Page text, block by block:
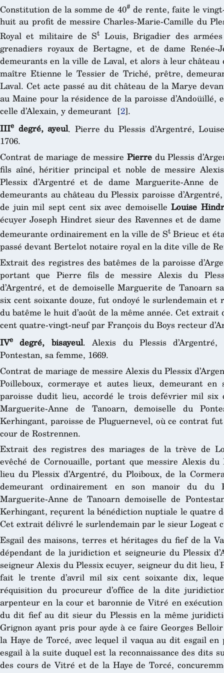
Constitution de la somme de 40#de rente, faite le
huit au profit de messire Charles-Marie-Camille du
Royal et militaire de StLouis, Brigadier des
grenadiers royaux de Bertagne, et de dame Renée-
demeurants en la ville de Laval, et alors à leur château
maître Etienne le Tessier de Triché, prêtre,
Laval. Cet acte passé au dit château de la Marye
au Maine pour la résidence de la paroisse
celle d’Alexain, y demeurant [2].
IIIe degré, ayeul. Pierre du Plessis d’Argentré,
1706.
Contrat de mariage de messire Pierredu Plessis
fils aîné, héritier principal et noble de messire
Plessix d’Argentré et de dame Marguerite-Anne
demeurants au château du Plessix paroisse
de juin mil sept cent six avec demoiselle Louise
écuyer Joseph Hindret sieur des Ravennes et de
demeurante ordinairement en la ville de StBrieuc et
passé devant Bertelot notaire royal en la dite ville de
Extrait des registres des batêmes de la paroisse
portant que Pierre fils de messire Alexis du
d’Argentré, et de demoiselle Marguerite de Tanoarn
six cent soixante douze, fut ondoyé le surlendemain et
du batême le huit d’août de la même année. Cet
cent quatre-vingt-neuf par François du Boys recteur
IVe degré, bisayeul. Alexis du Plessis
Pontestan, sa femme, 1669.
Contrat de mariage de messire Alexis du Plessix
Poilleboux, cormeraye et autes lieux, demeurant en
paroisse dudit lieu, accordé le trois defévrier mil six
Marguerite-Anne de Tanoarn, demoiselle du
Kerhingant, paroisse de Pluguernevel, où ce contrat
cour de Rostrennen.
Extrait des registres des mariages de la trève de
evêché de Cornouaille, portant que messire Alexis
lieu du Plessix d’Argentré, du Ploiboux, de la
demeurant ordinairement en son manoir du du
Marguerite-Anne de Tanoarn demoiselle de
Kerhingant, reçurent la bénédiction nuptiale le quatre
Cet extrait délivré le surlendemain par le sieur Logeat
Esgail des maisons, terres et héritages du fief de la
dépendant de la juridiction et seigneurie du Plessix
seigneur Alexis du Plessix ecuyer, seigneur du dit lieu,
fait le trente d’avril mil six cent soixante dix,
réquisition du procureur d’office de la dite
arpenteur en la cour et baronnie de Vitré en
du dit fief au dit sieur du Plessis en la même
Grignon ayant pris pour ayde à ce faire Georges
la Haye de Torcé, avec lequel il vaqua au dit esgail
esgail à la suite duquel est la reconnaissance des dits
des cours de Vitré et de la Haye de Torcé,